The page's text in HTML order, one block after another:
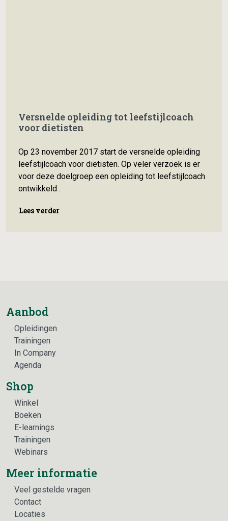
Versnelde opleiding tot leefstijlcoach
voor dietisten
Op 23 november 2017 start de versnelde opleiding
leefstijlcoach voor diëtisten. Op veler verzoek is er
voor deze doelgroep een opleiding tot leefstijlcoach
ontwikkeld .
Lees verder
Aanbod
Opleidingen
Trainingen
In Company
Agenda
Shop
Winkel
Boeken
E-learnings
Trainingen
Webinars
Meer informatie
Veel gestelde vragen
Contact
Locaties